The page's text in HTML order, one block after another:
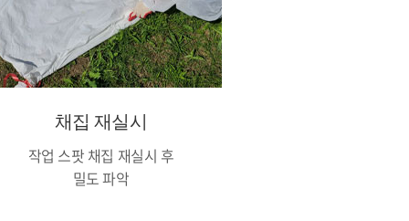
채집 재실시
작업 스팟 채집 재실시 후
밀도 파악